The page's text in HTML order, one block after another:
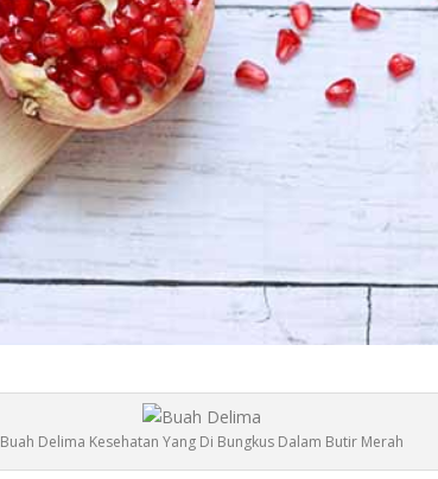
Buah Delima Kesehatan Yang Di Bungkus Dalam Butir Merah